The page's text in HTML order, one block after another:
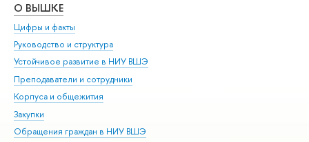
О ВЫШКЕ
Цифры и факты
Руководство и структура
Устойчивое развитие в НИУ ВШЭ
Преподаватели и сотрудники
Корпуса и общежития
Закупки
Обращения граждан в НИУ ВШЭ